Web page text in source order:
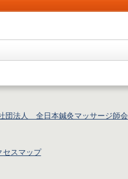
団法人 全日本鍼灸マッサージ師会
スマップ